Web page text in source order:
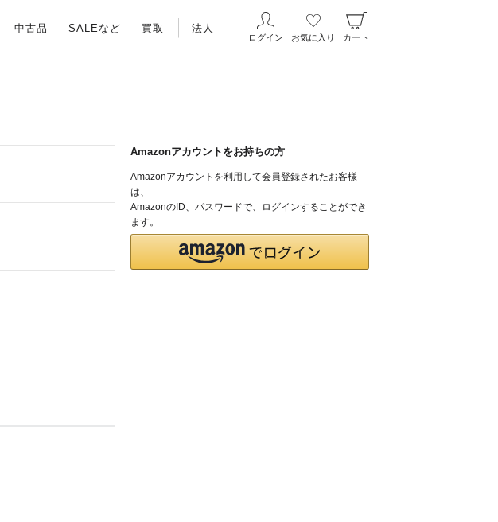
中古品 SALEなど 買取 法人
ログイン お気に入り カート
Amazonアカウントをお持ちの方
Amazonアカウントを利用して会員登録されたお客様
は、
AmazonのID、パスワードで、ログインすることができ
ます。